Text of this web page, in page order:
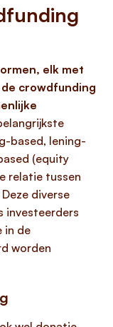
elk met
crowdfunding
based, lening-
(equity
relatie tussen
diverse
investeerders
in de
worden